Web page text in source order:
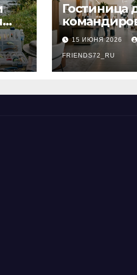
Гостиница
основные
критерии
15 ИЮНЯ 2026
FRIENDS72_RU